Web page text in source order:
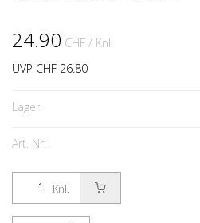
24.90 CHF / Knl.
UVP CHF 26.80
Lager:
Art. Nr:
Knl.